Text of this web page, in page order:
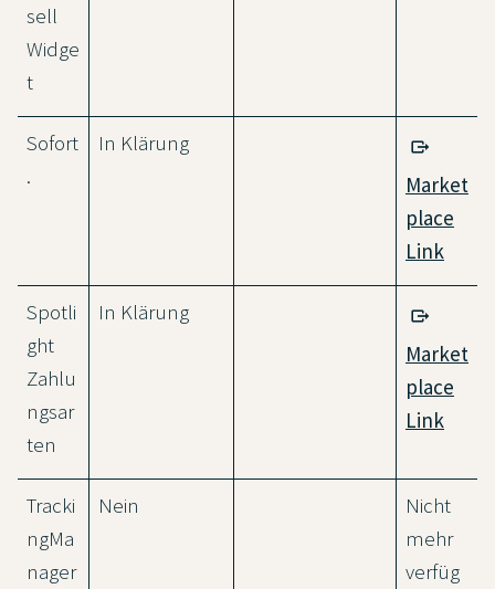
sell
Widge
t
Sofort
.
In Klärung
Market
place
Link
Spotli
ght
Zahlu
ngsar
ten
In Klärung
Market
place
Link
Tracki
ngMa
nager
Nein
Nicht
mehr
verfüg